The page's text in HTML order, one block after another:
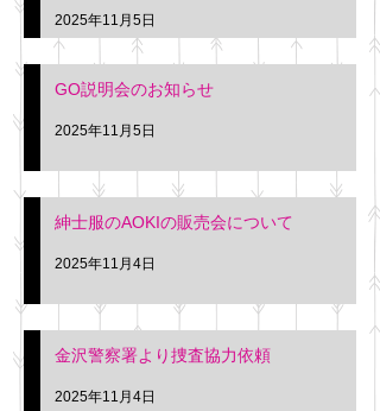
久間
2025年11月5日
GO説明会のお知らせ
2025年11月5日
紳士服のAOKIの販売会について
2025年11月4日
金沢警察署より捜査協力依頼
2025年11月4日